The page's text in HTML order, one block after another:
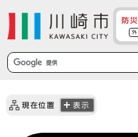
防
外
現在位置 表示